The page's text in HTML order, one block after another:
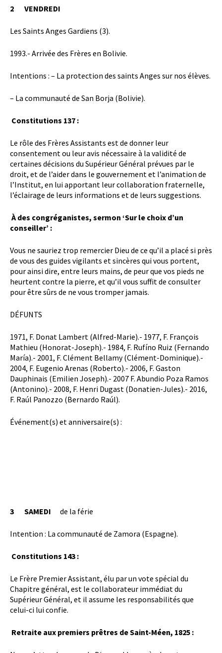
2 VENDREDI
Les Saints Anges Gardiens (3).
1993.- Arrivée des Frères en Bolivie.
Intentions : – La protection des saints Anges sur nos élèves.
– La communauté de San Borja (Bolivie).
Constitutions 137 :
Le rôle des Frères Assistants est de donner leur
consentement ou leur avis nécessaire à la validité de
certaines décisions du Supérieur Général prévues par le
droit, et de l’aider dans le gouvernement et l’animation de
l’Institut, en lui apportant leur collaboration fraternelle,
l’éclairage de leurs informations et de leurs suggestions.
À des congréganistes, sermon ‘Sur le choix d’un
conseiller’ :
Vous ne sauriez trop remercier Dieu de ce qu’il a placé si près
de vous des guides vigilants et sincères qui vous portent,
pour ainsi dire, entre leurs mains, de peur que vos pieds ne
heurtent contre la pierre, et qu’il vous suffit de consulter
pour être sûrs de ne vous tromper jamais.
DÉFUNTS
1971, F. Donat Lambert (Alfred-Marie).- 1977, F. François
Mathieu (Honorat-Joseph).- 1984, F. Rufíno Ruiz (Fernando
María).- 2001, F. Clément Bellamy (Clément-Dominique).-
2004, F. Eugenio Arenas (Roberto).- 2006, F. Gaston
Dauphinais (Emilien Joseph).- 2007 F. Abundio Poza Ramos
(Antonino).- 2008, F. Henri Dugast (Donatien-Jules).- 2016,
F. Raúl Panozzo (Bernardo Raúl).
Événement(s) et anniversaire(s) :
3 SAMEDI de la férie
Intention : La communauté de Zamora (Espagne).
Constitutions 143 :
Le Frère Premier Assistant, élu par un vote spécial du
Chapitre général, est le collaborateur immédiat du
Supérieur Général, et il assume les responsabilités que
celui-ci lui confie.
Retraite aux premiers prêtres de Saint-Méen, 1825 :